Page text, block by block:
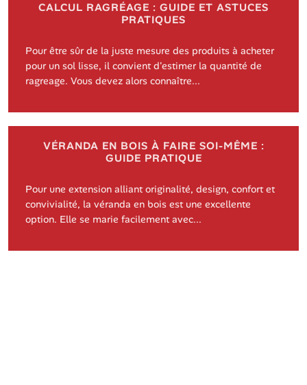
CALCUL RAGRÉAGE : GUIDE ET ASTUCES
PRATIQUES
Pour être sûr de la juste mesure des produits à acheter
pour un sol lisse, il convient d'estimer la quantité de
ragreage. Vous devez alors connaître...
VÉRANDA EN BOIS À FAIRE SOI-MÊME :
GUIDE PRATIQUE
Pour une extension alliant originalité, design, confort et
convivialité, la véranda en bois est une excellente
option. Elle se marie facilement avec...